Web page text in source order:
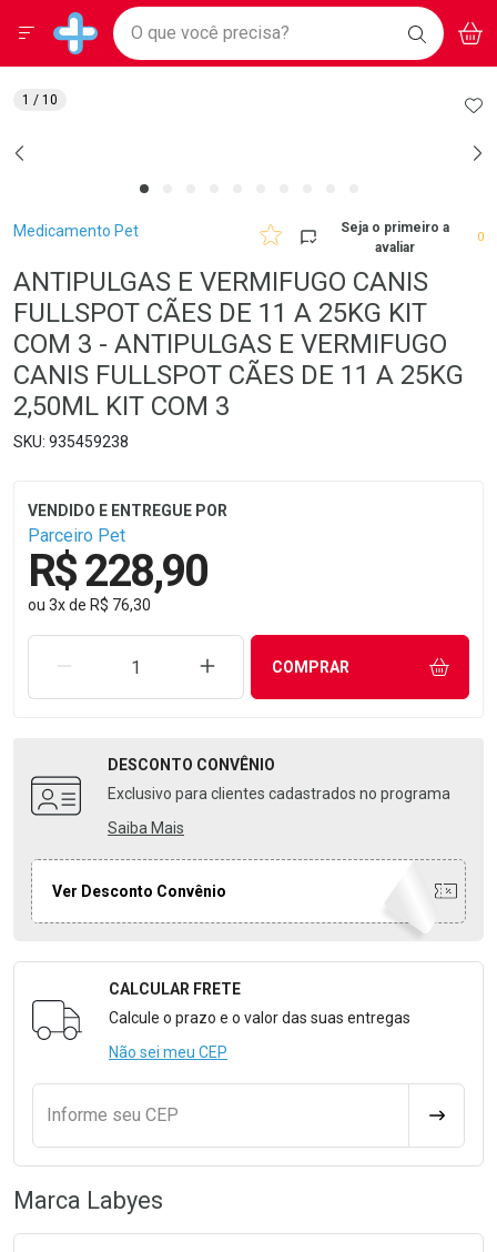
Drogarias Pacheco
Baixe nosso APP e aproveite Ofertas Exclusivas!
BAIXE
O APP
Ir direto para a home
pela página
Ir direto para o conteúdo
Ir direto para a busca
Ir direto para a conta
Faça a sua busca
O que você precisa? BUSCAR
Menu
Breadcrumb
Medicamento Pet
Seja o primeiro a
avaliar
0
ANTIPULGAS E VERMIFUGO CANIS
FULLSPOT CÃES DE 11 A 25KG KIT
COM 3 - ANTIPULGAS E VERMIFUGO
CANIS FULLSPOT CÃES DE 11 A 25KG
2,50ML KIT COM 3
935459238
Parceiro Pet
R$ 228,90
ou 3xde R$ 76,30
REMOVER UMA UNIDADEAUMENTAR UMA UNIDADE
COMPRAR
DESCONTO CONVÊNIO
Exclusivo para clientes cadastrados no programa
Saiba Mais
Ver Desconto Convênio
Formulário para Calcular o Frete
CALCULAR FRETE
Calcule o prazo e o valor das suas entregas
Não sei meu CEP
Informe seu CEP
1 / 10
Marca Labyes